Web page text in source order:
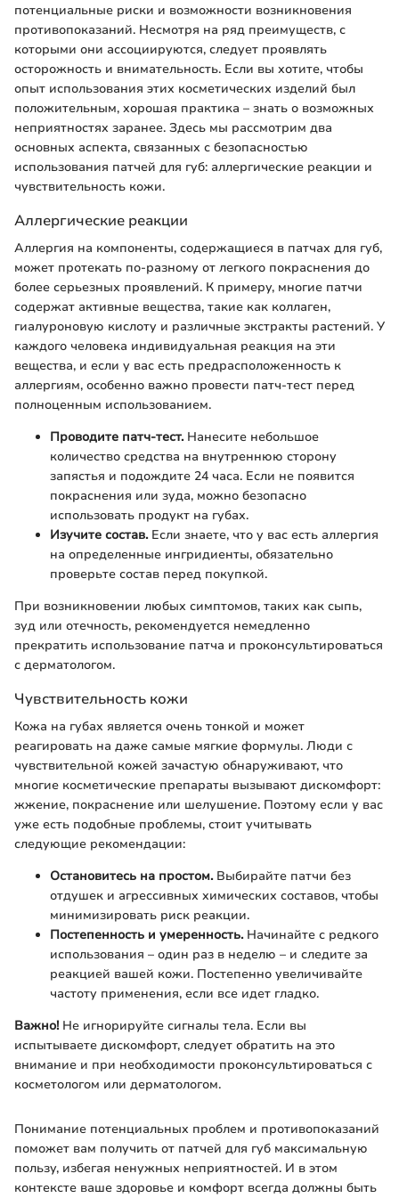
потенциальные риски и возможности возникновения
противопоказаний. Несмотря на ряд преимуществ, с
которыми они ассоциируются, следует проявлять
осторожность и внимательность. Если вы хотите, чтобы
опыт использования этих косметических изделий был
положительным, хорошая практика – знать о возможных
неприятностях заранее. Здесь мы рассмотрим два
основных аспекта, связанных с безопасностью
использования патчей для губ: аллергические реакции и
чувствительность кожи.
Аллергические реакции
Аллергия на компоненты, содержащиеся в патчах для губ,
может протекать по-разному от легкого покраснения до
более серьезных проявлений. К примеру, многие патчи
содержат активные вещества, такие как коллаген,
гиалуроновую кислоту и различные экстракты растений. У
каждого человека индивидуальная реакция на эти
вещества, и если у вас есть предрасположенность к
аллергиям, особенно важно провести патч-тест перед
полноценным использованием.
Проводите патч-тест.Нанесите небольшое
количество средства на внутреннюю сторону
запястья и подождите 24 часа. Если не появится
покраснения или зуда, можно безопасно
использовать продукт на губах.
Изучите состав.Если знаете, что у вас есть аллергия
на определенные ингридиенты, обязательно
проверьте состав перед покупкой.
При возникновении любых симптомов, таких как сыпь,
зуд или отечность, рекомендуется немедленно
прекратить использование патча и проконсультироваться
с дерматологом.
Чувствительность кожи
Кожа на губах является очень тонкой и может
реагировать на даже самые мягкие формулы. Люди с
чувствительной кожей зачастую обнаруживают, что
многие косметические препараты вызывают дискомфорт:
жжение, покраснение или шелушение. Поэтому если у вас
уже есть подобные проблемы, стоит учитывать
следующие рекомендации:
Остановитесь на простом.Выбирайте патчи без
отдушек и агрессивных химических составов, чтобы
минимизировать риск реакции.
Постепенность и умеренность.Начинайте с редкого
использования – один раз в неделю – и следите за
реакцией вашей кожи. Постепенно увеличивайте
частоту применения, если все идет гладко.
Важно! Не игнорируйте сигналы тела. Если вы
испытываете дискомфорт, следует обратить на это
внимание и при необходимости проконсультироваться с
косметологом или дерматологом.
Понимание потенциальных проблем и противопоказаний
поможет вам получить от патчей для губ максимальную
пользу, избегая ненужных неприятностей. И в этом
контексте ваше здоровье и комфорт всегда должны быть